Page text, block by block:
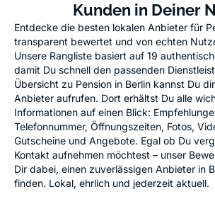
Kunden in Deiner
Entdecke die besten lokalen Anbieter für
transparent bewertet und von echten
Unsere Rangliste basiert auf 19
damit Du schnell den passenden
Übersicht zu Pension in Berlin kannst Du
Anbieter aufrufen. Dort erhältst Du alle
Informationen auf einen Blick:
Telefonnummer, Öffnungszeiten, Fotos,
Gutscheine und Angebote. Egal ob Du
Kontakt aufnehmen möchtest – unser
Dir dabei, einen zuverlässigen Anbieter in
finden. Lokal, ehrlich und jederzeit aktuell.